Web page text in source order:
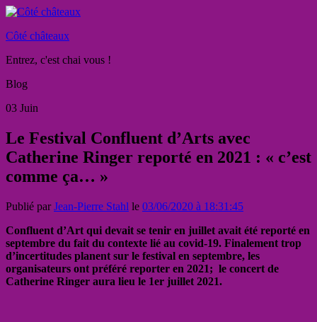
Côté châteaux
Entrez, c'est chai vous !
Blog
03 Juin
Le Festival Confluent d’Arts avec
Catherine Ringer reporté en 2021 : « c’est
comme ça… »
Publié parJean-Pierre Stahl le 03/06/2020 à 18:31:45
Confluent d’Art qui devait se tenir en juillet avait été reporté en
septembre du fait du contexte lié au covid-19. Finalement trop
d’incertitudes planent sur le festival en septembre, les
organisateurs ont préféré reporter en 2021; le concert de
Catherine Ringer aura lieu le 1er juillet 2021.